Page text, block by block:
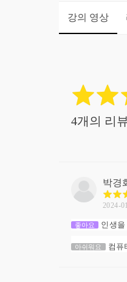
강의 영상
4개의 리
박경
2024-
좋아요 인생을
아쉬워요 컴퓨